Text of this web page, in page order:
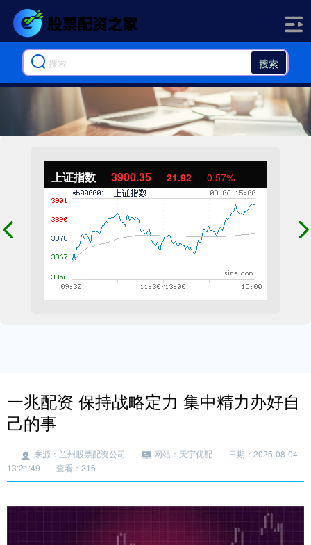
搜索
上证指数 3900.35 21.92 0.57%
一兆配资 保持战略定力 集中精力办好自
己的事
来源：兰州股票配资公司 网站：天宇优配
日期：2025-08-04
13:21:49
查看：216